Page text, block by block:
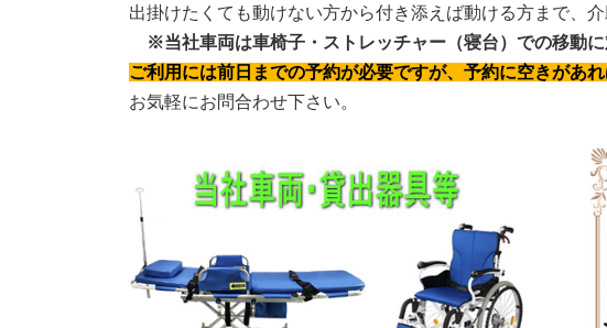
出掛けたくても動けない方から付き添えば動ける方まで、
※当社車両は車椅子・ストレッチャー（寝台）での移動に
ご利用には前日までの予約が必要ですが、予約に空きがあ
お気軽にお問合わせ下さい。